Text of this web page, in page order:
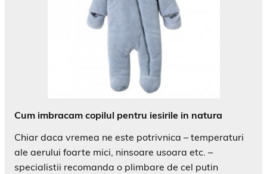
Cum imbracam copilul pentru iesirile in natura
Chiar daca vremea ne este potrivnica – temperaturi
ale aerului foarte mici, ninsoare usoara etc. –
specialistii recomanda o plimbare de cel putin